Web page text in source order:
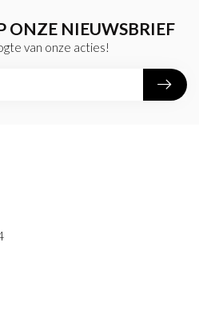
ONZE NIEUWSBRIEF
van onze acties!